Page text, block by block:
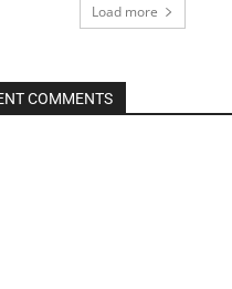
Load more
COMMENTS